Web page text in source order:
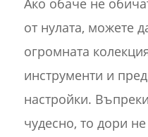
от нулата, можете
огромната
инструменти и
настройки.
чудесно, то дори